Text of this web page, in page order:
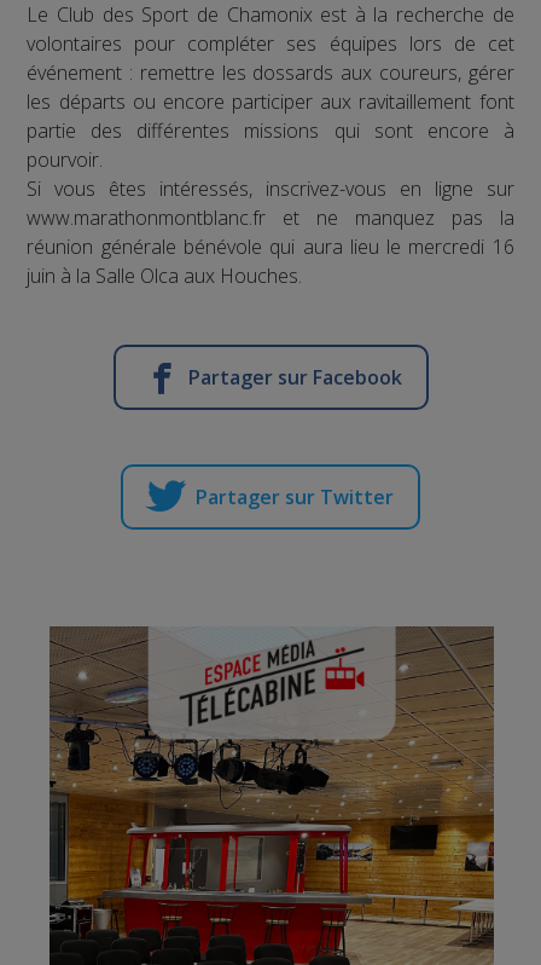
Le Club des Sport de Chamonix est à la recherche de
volontaires pour compléter ses équipes lors de cet
événement : remettre les dossards aux coureurs, gérer
les départs ou encore participer aux ravitaillement font
partie des différentes missions qui sont encore à
pourvoir.
Si vous êtes intéressés, inscrivez-vous en ligne sur
www.marathonmontblanc.fr et ne manquez pas la
réunion générale bénévole qui aura lieu le mercredi 16
juin à la Salle Olca aux Houches.
Partager sur Facebook
Partager sur Twitter